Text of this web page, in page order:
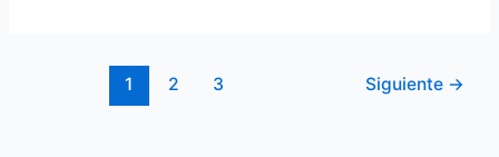
1 2 3 Siguiente →